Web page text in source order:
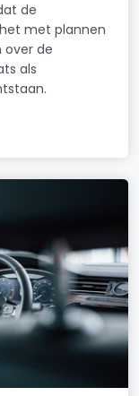
de
met plannen
over de
als